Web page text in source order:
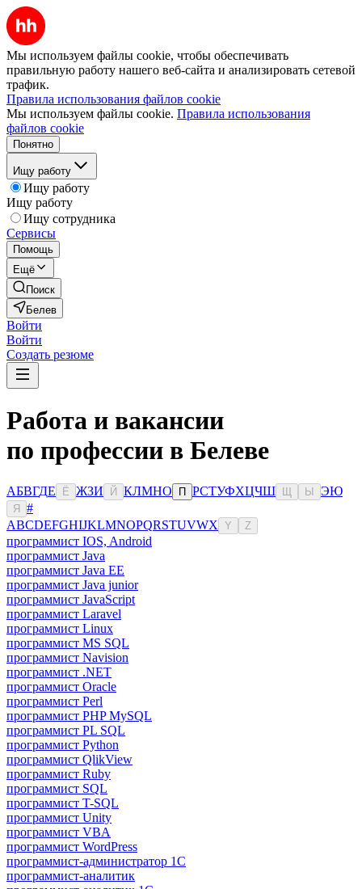
Мы используем файлы cookie, чтобы обеспечивать
правильную работу нашего веб-сайта и анализировать сетевой
трафик.
Правила использования файлов cookie
Мы используем файлы cookie. Правила использования
файлов cookie
Понятно
Ищу работу
Ищу работу
Ищу работу
Ищу сотрудника
Сервисы
Помощь
Ещё
Поиск
Белев
Войти
Войти
Создать резюме
Работа и вакансии
по профессии в Белеве
АБВГДЕ Ё ЖЗИ Й КЛМНО П РСТУФХЦЧШ Ы ЭЮ
Я
#
ABCDEFGHIJKLMNOPQRSTUVWX Y Z
программист IOS, Android
программист Java
программист Java EE
программист Java junior
программист JavaScript
программист Laravel
программист Linux
программист MS SQL
программист Navision
программист .NET
программист Oracle
программист Perl
программист PHP MySQL
программист PL SQL
программист Python
программист QlikView
программист Ruby
программист SQL
программист T-SQL
программист Unity
программист VBA
программист WordPress
программист-администратор 1С
программист-аналитик